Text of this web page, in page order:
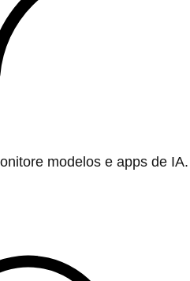
modelos e apps de IA.